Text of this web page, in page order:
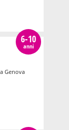
6-10
anni
Genova